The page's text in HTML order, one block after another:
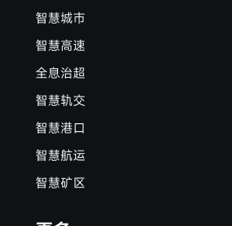
智慧城市
智慧高速
全息治超
智慧轨交
智慧港口
智慧航运
智慧矿区